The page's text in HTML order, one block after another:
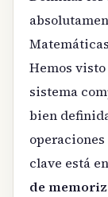
Hemos
sistema
bien
clave está
de